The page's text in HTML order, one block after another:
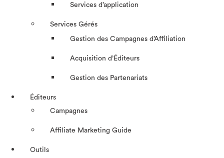
Services d’application
Services Gérés
Gestion des Campagnes d’Affiliation​
Acquisition d’Éditeurs
Gestion des Partenariats
Éditeurs
Campagnes
Affiliate Marketing Guide
Outils